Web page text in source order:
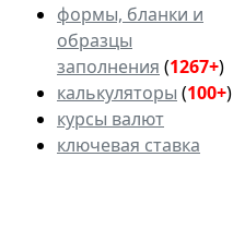
формы, бланки и
образцы
заполнения (1267+)
калькуляторы (100+)
курсы валют
ключевая ставка